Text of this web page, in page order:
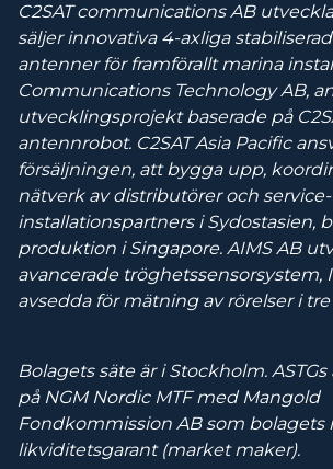
C2SAT communications AB
säljer innovativa 4-axliga
antenner för framförallt marina
Communications Technology AB,
utvecklingsprojekt baserade på
antennrobot. C2SAT Asia Pacific
försäljningen, att bygga upp,
nätverk av distributörer och
installationspartners i Sydostasien,
produktion i Singapore. AIMS AB
avancerade tröghetssensorsystem,
avsedda för mätning av rörelser i
Bolagets säte är i Stockholm.
på NGM Nordic MTF med Mangold
Fondkommission AB som bolagets
likviditetsgarant (market maker).